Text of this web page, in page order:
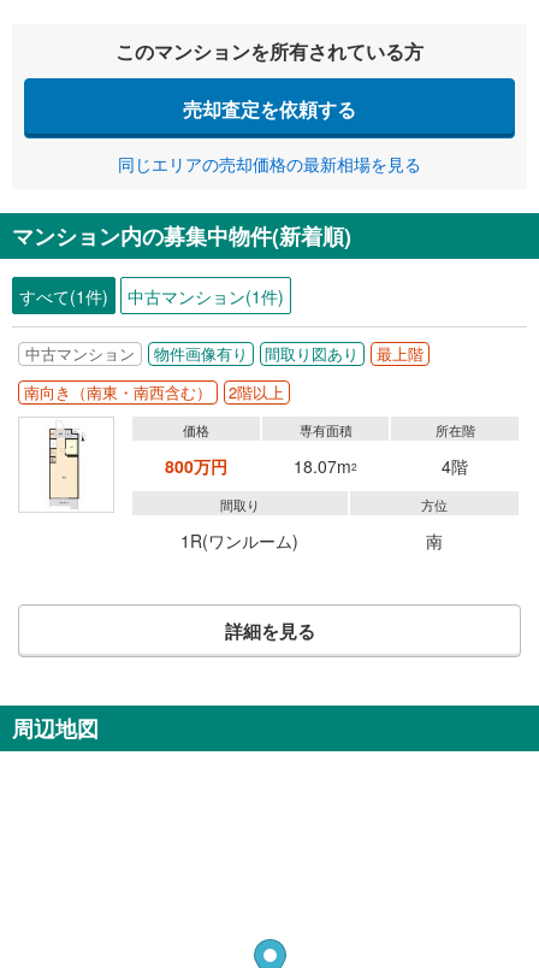
このマンションを所有されている方
売却査定を依頼する
同じエリアの売却価格の最新相場を見る
マンション内の募集中物件(新着順)
すべて(1件) 中古マンション(1件)
中古マンション 物件画像有り 間取り図あり
最上階
南向き（南東・南西含む）
2階以上
価格
800万円
専有面積
18.07m2
所在階
4階
間取り
1R(ワンルーム)
方位
南
詳細を見る
周辺地図